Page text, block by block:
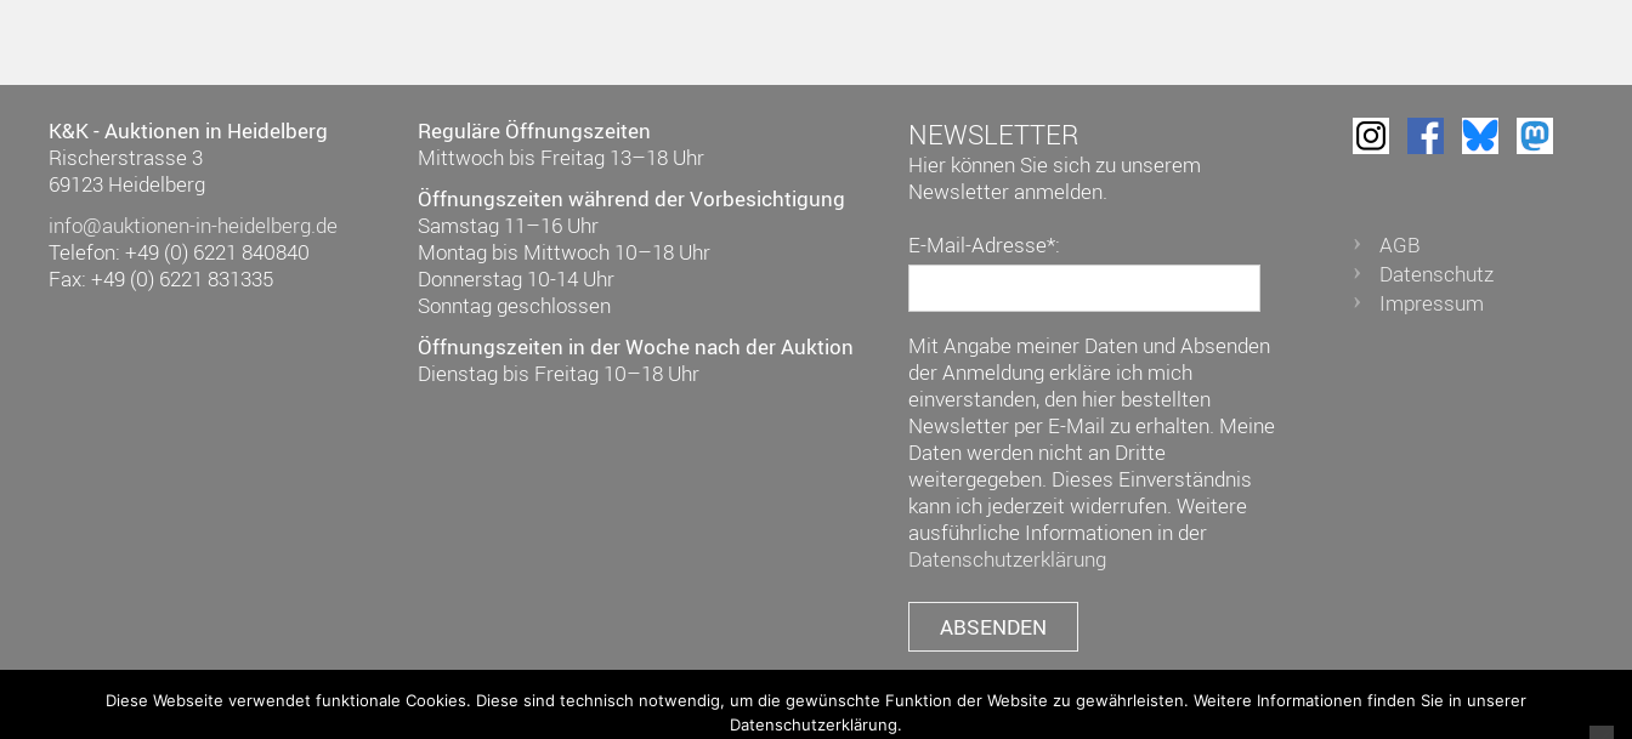
K&K - Auktionen in Heidelberg
Rischerstrasse 3
69123 Heidelberg
info@auktionen-in-heidelberg.de
Telefon: +49 (0) 6221 840840
Fax: +49 (0) 6221 831335
Reguläre Öffnungszeiten
Mittwoch bis Freitag 13–18 Uhr
Öffnungszeiten während der Vorbesichtigung
Samstag 11–16 Uhr
Montag bis Mittwoch 10–18 Uhr
Donnerstag 10-14 Uhr
Sonntag geschlossen
Öffnungszeiten in der Woche nach der Auktion
Dienstag bis Freitag 10–18 Uhr
NEWSLETTER
Hier können Sie sich zu unserem
Newsletter anmelden.
E-Mail-Adresse*:
Mit Angabe meiner Daten und Absenden
der Anmeldung erkläre ich mich
einverstanden, den hier bestellten
Newsletter per E-Mail zu erhalten. Meine
Daten werden nicht an Dritte
weitergegeben. Dieses Einverständnis
kann ich jederzeit widerrufen. Weitere
ausführliche Informationen in der
Datenschutzerklärung
AGB
Datenschutz
Impressum
Diese Webseite verwendet funktionale Cookies. Diese sind technisch notwendig, um die gewünschte Funktion der Website zu gewährleisten. Weitere Informationen finden Sie in unserer
Datenschutzerklärung.